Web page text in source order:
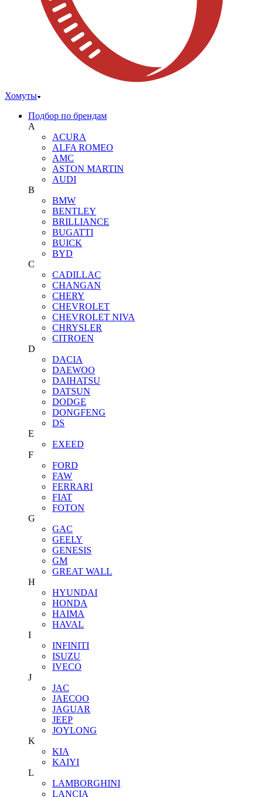
Хомуты
Подбор по брендам
A
ACURA
ALFA ROMEO
AMC
ASTON MARTIN
AUDI
B
BMW
BENTLEY
BRILLIANCE
BUGATTI
BUICK
BYD
C
CADILLAC
CHANGAN
CHERY
CHEVROLET
CHEVROLET NIVA
CHRYSLER
CITROEN
D
DACIA
DAEWOO
DAIHATSU
DATSUN
DODGE
DONGFENG
DS
E
EXEED
F
FORD
FAW
FERRARI
FIAT
FOTON
G
GAC
GEELY
GENESIS
GM
GREAT WALL
H
HYUNDAI
HONDA
HAIMA
HAVAL
I
INFINITI
ISUZU
IVECO
J
JAC
JAECOO
JAGUAR
JEEP
JOYLONG
K
KIA
KAIYI
L
LAMBORGHINI
LANCIA